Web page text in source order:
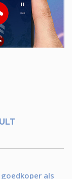
goedkoper als